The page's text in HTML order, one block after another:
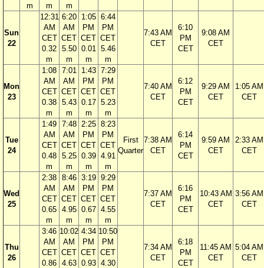
m
m
m
Sun
22
12:31
AM
CET
0.32
m
6:20
AM
CET
5.50
m
1:05
PM
CET
0.01
m
6:44
PM
CET
5.46
m
7:43 AM
CET
6:10
PM
CET
9:08 AM
CET
Mon
23
1:08
AM
CET
0.38
m
7:01
AM
CET
5.43
m
1:43
PM
CET
0.17
m
7:29
PM
CET
5.23
m
7:40 AM
CET
6:12
PM
CET
9:29 AM
CET
1:05 AM
CET
Tue
24
1:49
AM
CET
0.48
m
7:48
AM
CET
5.25
m
2:25
PM
CET
0.39
m
8:23
PM
CET
4.91
m
First
Quarter
7:38 AM
CET
6:14
PM
CET
9:59 AM
CET
2:33 AM
CET
Wed
25
2:38
AM
CET
0.65
m
8:46
AM
CET
4.95
m
3:19
PM
CET
0.67
m
9:29
PM
CET
4.55
m
7:37 AM
CET
6:16
PM
CET
10:43 AM
CET
3:56 AM
CET
Thu
26
3:46
AM
CET
0.86
10:02
AM
CET
4.63
4:34
PM
CET
0.93
10:50
PM
CET
4.30
7:34 AM
CET
6:18
PM
CET
11:45 AM
CET
5:04 AM
CET